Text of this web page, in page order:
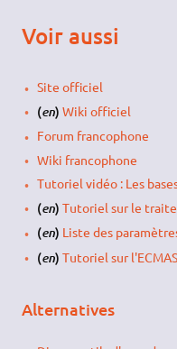
Voir aussi
Site officiel
(en) Wiki officiel
Forum francophone
Wiki francophone
Tutoriel vidéo : Les
(en) Tutoriel sur le
(en) Liste des
(en) Tutoriel sur
Alternatives